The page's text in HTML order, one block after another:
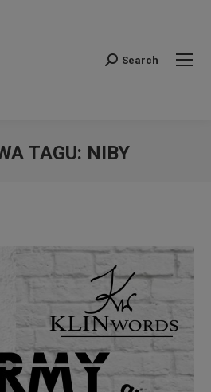
Szukaj:Search
TAGU: NIBY